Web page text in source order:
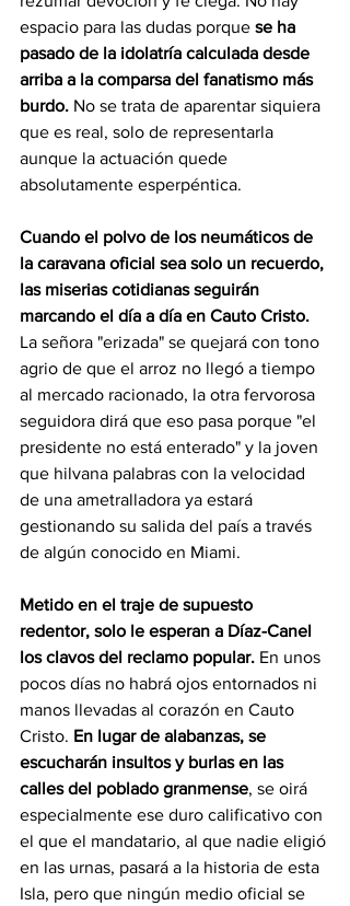
espacio para las dudas porque se ha
pasado de la idolatría calculada desde
arriba a la comparsa del fanatismo más
burdo. No se trata de aparentar siquiera
que es real, solo de representarla
aunque la actuación quede
absolutamente esperpéntica.
Cuando el polvo de los neumáticos de
la caravana oficial sea solo un recuerdo,
las miserias cotidianas seguirán
marcando el día a día en Cauto Cristo.
La señora "erizada" se quejará con tono
agrio de que el arroz no llegó a tiempo
al mercado racionado, la otra fervorosa
seguidora dirá que eso pasa porque "el
presidente no está enterado" y la joven
que hilvana palabras con la velocidad
de una ametralladora ya estará
gestionando su salida del país a través
de algún conocido en Miami.
Metido en el traje de supuesto
redentor, solo le esperan a Díaz-Canel
los clavos del reclamo popular. En unos
pocos días no habrá ojos entornados ni
manos llevadas al corazón en Cauto
Cristo. En lugar de alabanzas, se
escucharán insultos y burlas en las
calles del poblado granmense, se oirá
especialmente ese duro calificativo con
el que el mandatario, al que nadie eligió
en las urnas, pasará a la historia de esta
Isla, pero que ningún medio oficial se